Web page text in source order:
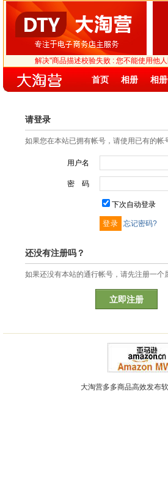
解决"商品描述校验失败 : 您不能使用他
首页 相册 相
请登录
如果您在本站已拥有帐号，请使用已有的
用户名
密 码
下次自动登录
忘记密码?
还没有注册吗？
如果还没有本站的通行帐号，请先注册一个
立即注册
大淘营多多商品高效发布